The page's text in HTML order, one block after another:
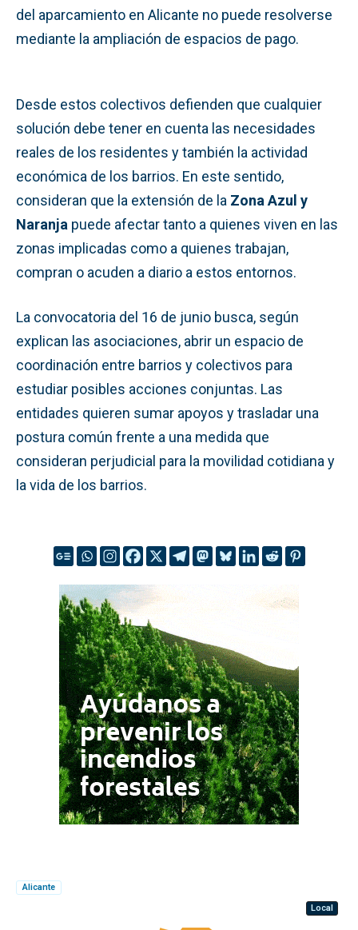
del aparcamiento en Alicante no puede resolverse
mediante la ampliación de espacios de pago.
Desde estos colectivos defienden que cualquier
solución debe tener en cuenta las necesidades
reales de los residentes y también la actividad
económica de los barrios. En este sentido,
consideran que la extensión de la Zona Azul y
Naranja puede afectar tanto a quienes viven en las
zonas implicadas como a quienes trabajan,
compran o acuden a diario a estos entornos.
La convocatoria del 16 de junio busca, según
explican las asociaciones, abrir un espacio de
coordinación entre barrios y colectivos para
estudiar posibles acciones conjuntas. Las
entidades quieren sumar apoyos y trasladar una
postura común frente a una medida que
consideran perjudicial para la movilidad cotidiana y
la vida de los barrios.
Alicante
Local